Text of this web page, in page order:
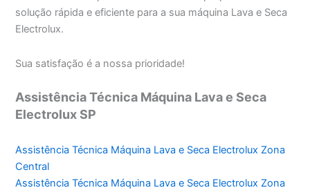
solução rápida e eficiente para a sua máquina Lava e Seca
Electrolux.
Sua satisfação é a nossa prioridade!
Assistência Técnica Máquina Lava e Seca
Electrolux SP
Assistência Técnica Máquina Lava e Seca Electrolux Zona
Central
Assistência Técnica Máquina Lava e Seca Electrolux Zona